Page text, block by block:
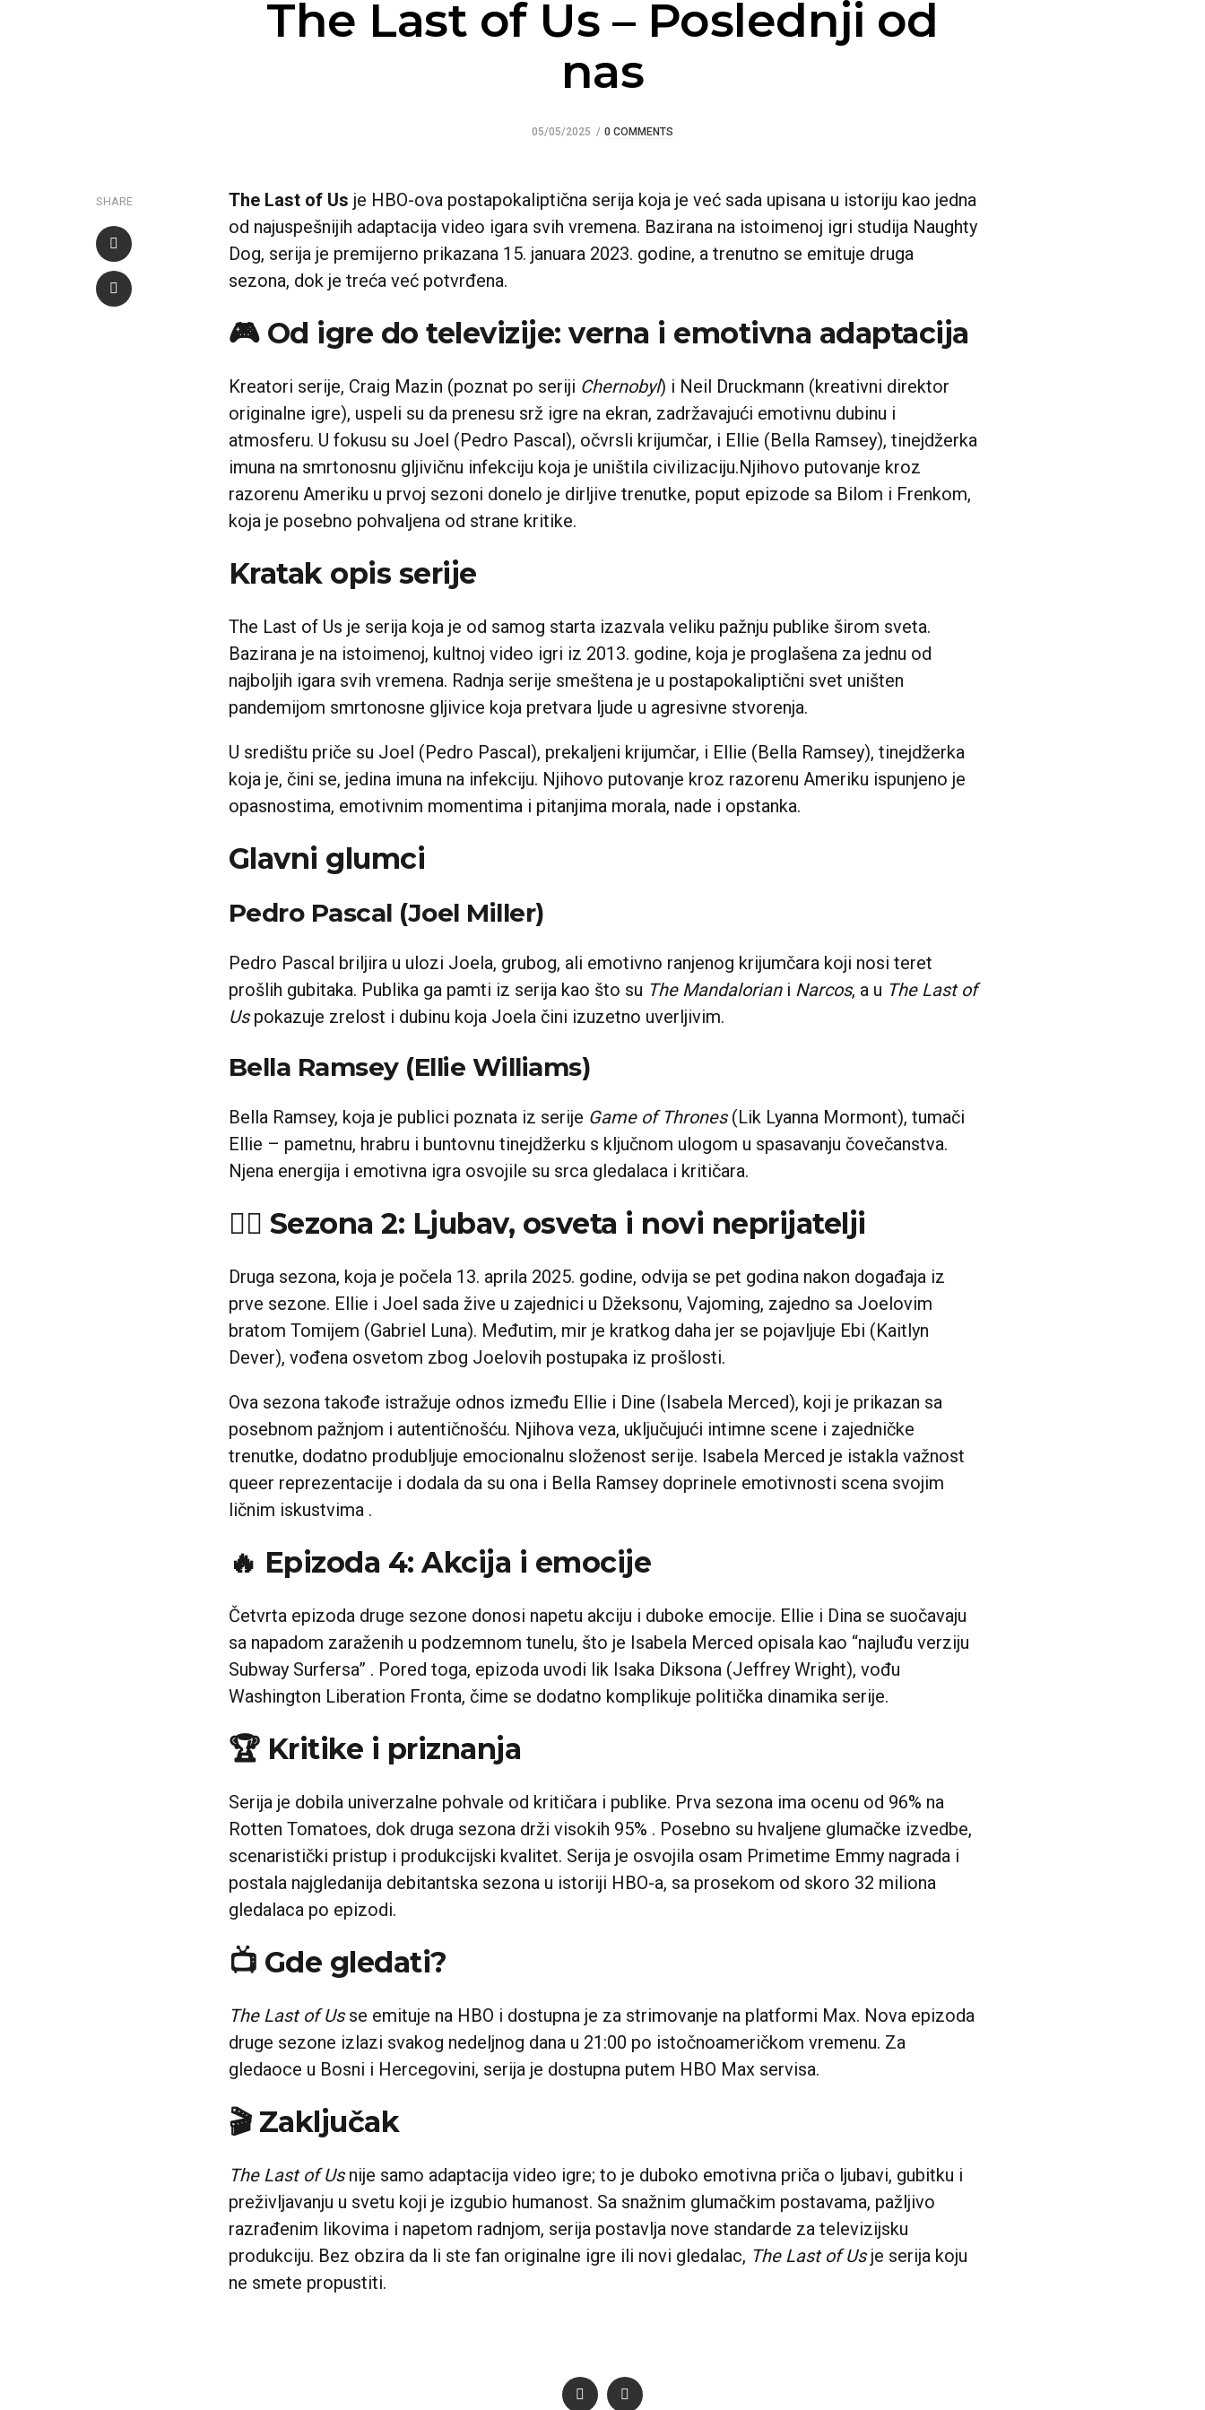
The Last of Us – Poslednji od
nas
05/05/2025 0 COMMENTS
SHARE The Last of Us je HBO-ova postapokaliptična serija koja je već sada upisana u istoriju kao jedna
od najuspešnijih adaptacija video igara svih vremena. Bazirana na istoimenoj igri studija Naughty
Dog, serija je premijerno prikazana 15. januara 2023. godine, a trenutno se emituje druga
sezona, dok je treća već potvrđena.
🎮 Od igre do televizije: verna i emotivna adaptacija
Kreatori serije, Craig Mazin (poznat po seriji Chernobyl) i Neil Druckmann (kreativni direktor
originalne igre), uspeli su da prenesu srž igre na ekran, zadržavajući emotivnu dubinu i
atmosferu. U fokusu su Joel (Pedro Pascal), očvrsli krijumčar, i Ellie (Bella Ramsey), tinejdžerka
imuna na smrtonosnu gljivičnu infekciju koja je uništila civilizaciju.Njihovo putovanje kroz
razorenu Ameriku u prvoj sezoni donelo je dirljive trenutke, poput epizode sa Bilom i Frenkom,
koja je posebno pohvaljena od strane kritike.
Kratak opis serije
The Last of Us je serija koja je od samog starta izazvala veliku pažnju publike širom sveta.
Bazirana je na istoimenoj, kultnoj video igri iz 2013. godine, koja je proglašena za jednu od
najboljih igara svih vremena. Radnja serije smeštena je u postapokaliptični svet uništen
pandemijom smrtonosne gljivice koja pretvara ljude u agresivne stvorenja.
U središtu priče su Joel (Pedro Pascal), prekaljeni krijumčar, i Ellie (Bella Ramsey), tinejdžerka
koja je, čini se, jedina imuna na infekciju. Njihovo putovanje kroz razorenu Ameriku ispunjeno je
opasnostima, emotivnim momentima i pitanjima morala, nade i opstanka.
Glavni glumci
Pedro Pascal (Joel Miller)
Pedro Pascal briljira u ulozi Joela, grubog, ali emotivno ranjenog krijumčara koji nosi teret
prošlih gubitaka. Publika ga pamti iz serija kao što su The Mandaloriani Narcos, a u The Last of
Uspokazuje zrelost i dubinu koja Joela čini izuzetno uverljivim.
Bella Ramsey (Ellie Williams)
Bella Ramsey, koja je publici poznata iz serije Game of Thrones(Lik Lyanna Mormont), tumači
Ellie – pametnu, hrabru i buntovnu tinejdžerku s ključnom ulogom u spasavanju čovečanstva.
Njena energija i emotivna igra osvojile su srca gledalaca i kritičara.
🧟‍♂️ Sezona 2: Ljubav, osveta i novi neprijatelji
Druga sezona, koja je počela 13. aprila 2025. godine, odvija se pet godina nakon događaja iz
prve sezone. Ellie i Joel sada žive u zajednici u Džeksonu, Vajoming, zajedno sa Joelovim
bratom Tomijem (Gabriel Luna). Međutim, mir je kratkog daha jer se pojavljuje Ebi (Kaitlyn
Dever), vođena osvetom zbog Joelovih postupaka iz prošlosti.
Ova sezona takođe istražuje odnos između Ellie i Dine (Isabela Merced), koji je prikazan sa
posebnom pažnjom i autentičnošću. Njihova veza, uključujući intimne scene i zajedničke
trenutke, dodatno produbljuje emocionalnu složenost serije. Isabela Merced je istakla važnost
queer reprezentacije i dodala da su ona i Bella Ramsey doprinele emotivnosti scena svojim
ličnim iskustvima .
🔥 Epizoda 4: Akcija i emocije
Četvrta epizoda druge sezone donosi napetu akciju i duboke emocije. Ellie i Dina se suočavaju
sa napadom zaraženih u podzemnom tunelu, što je Isabela Merced opisala kao “najluđu verziju
Subway Surfersa” . Pored toga, epizoda uvodi lik Isaka Diksona (Jeffrey Wright), vođu
Washington Liberation Fronta, čime se dodatno komplikuje politička dinamika serije.
🏆 Kritike i priznanja
Serija je dobila univerzalne pohvale od kritičara i publike. Prva sezona ima ocenu od 96% na
Rotten Tomatoes, dok druga sezona drži visokih 95% . Posebno su hvaljene glumačke izvedbe,
scenaristički pristup i produkcijski kvalitet. Serija je osvojila osam Primetime Emmy nagrada i
postala najgledanija debitantska sezona u istoriji HBO-a, sa prosekom od skoro 32 miliona
gledalaca po epizodi.
📺 Gde gledati?
The Last of Usse emituje na HBO i dostupna je za strimovanje na platformi Max. Nova epizoda
druge sezone izlazi svakog nedeljnog dana u 21:00 po istočnoameričkom vremenu. Za
gledaoce u Bosni i Hercegovini, serija je dostupna putem HBO Max servisa.
🎬 Zaključak
The Last of Usnije samo adaptacija video igre; to je duboko emotivna priča o ljubavi, gubitku i
preživljavanju u svetu koji je izgubio humanost. Sa snažnim glumačkim postavama, pažljivo
razrađenim likovima i napetom radnjom, serija postavlja nove standarde za televizijsku
produkciju. Bez obzira da li ste fan originalne igre ili novi gledalac, The Last of Usje serija koju
ne smete propustiti.